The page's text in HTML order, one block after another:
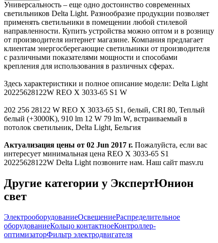
Универсальность – еще одно достоинство современных
светильников Delta Light. Разнообразие продукции позволяет
применять светильники в помещении любой стилевой
направленности. Купить устройства можно оптом и в розницу
от производителя интернет магазине. Компания предлагает
клиентам энергосберегающие светильники от производителя
с различными показателями мощности и способами
крепления для использования в различных сферах.
Здесь характеристики и полное описание модели: Delta Light
20225628122W REO X 3033-65 S1 W
202 256 28122 W REO X 3033-65 S1, белый, CRI 80, Теплый
белый (+3000K), 910 lm 12 W 79 lm W, встраиваемый в
потолок светильник, Delta Light, Бельгия
Актуализация цены от 02 Jun 2017 г. Пожалуйста, если вас
интересует минимальная цена REO X 3033-65 S1
20225628122W Delta Light позвоните нам. Наш сайт masv.ru
Другие категории у ЭкспертЮнион
свет
ЭлектрооборудованиеОсвещениеРаспределительное
оборудованиеКольцо контактноеКонтроллер-
оптимизаторФильтр электродвигателя